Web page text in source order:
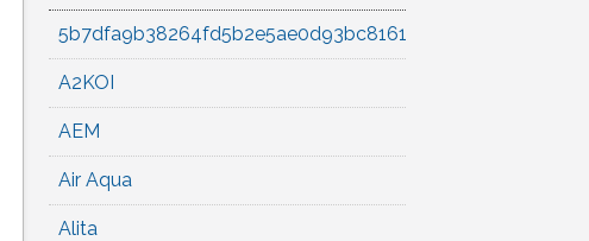
5b7dfa9b38264fd5b2e5ae0d93bc8161
A2KOI
AEM
Air Aqua
Alita